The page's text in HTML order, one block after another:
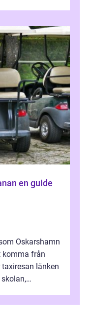
Oskarshamn
komma från
länken